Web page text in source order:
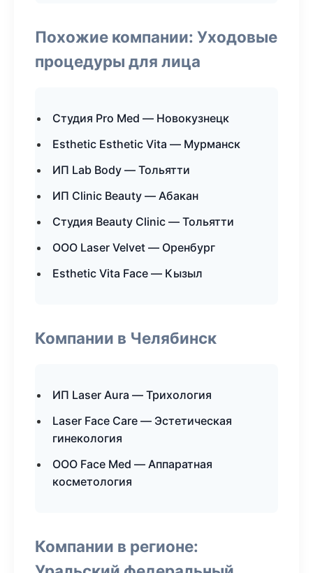
Похожие компании: Уходовые
процедуры для лица
Студия Pro Med — Новокузнецк
Esthetic Esthetic Vita — Мурманск
ИП Lab Body — Тольятти
ИП Clinic Beauty — Абакан
Студия Beauty Clinic — Тольятти
ООО Laser Velvet — Оренбург
Esthetic Vita Face — Кызыл
Компании в Челябинск
ИП Laser Aura — Трихология
Laser Face Care — Эстетическая
гинекология
ООО Face Med — Аппаратная
косметология
Компании в регионе: